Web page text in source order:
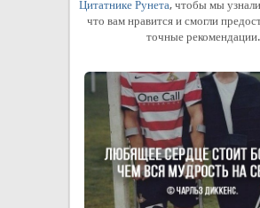
Цитатнике Рунета, чтобы мы
что вам нравится и смогли
точные рекомендации.